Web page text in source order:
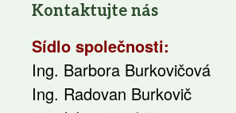
Kontaktujte nás
Sídlo společnosti:
Ing. Barbora Burkovičová
Ing. Radovan Burkovič